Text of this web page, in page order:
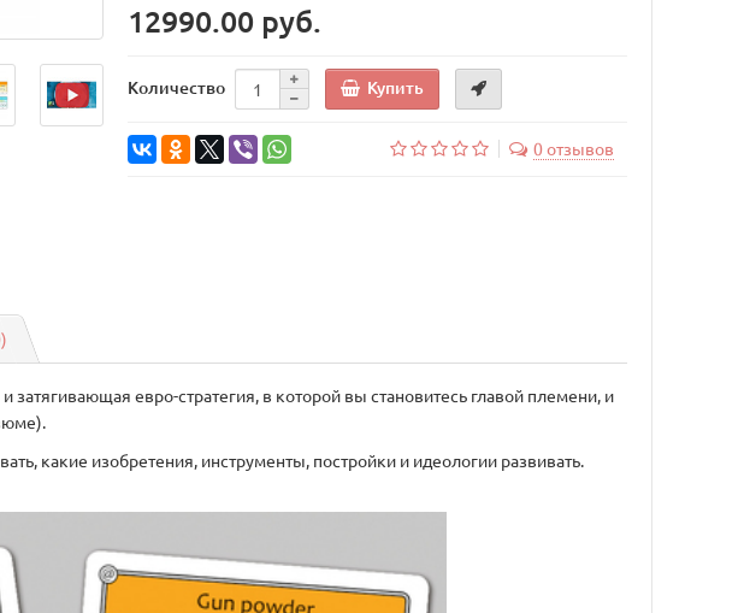
12990.00 руб.
Количество Купить
0 отзывов
затягивающая евро-стратегия, в которой вы становитесь главой племени, и
какие изобретения, инструменты, постройки и идеологии развивать.